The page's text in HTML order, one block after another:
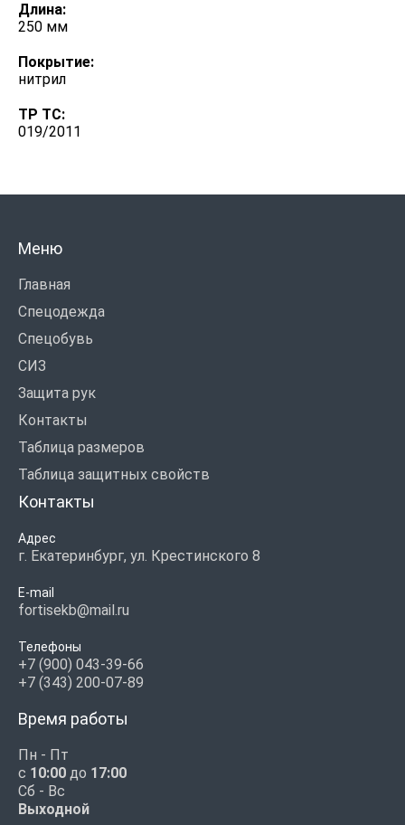
Длина:
250 мм
Покрытие:
нитрил
ТР ТС:
019/2011
Меню
Главная
Спецодежда
Спецобувь
СИЗ
Защита рук
Контакты
Таблица размеров
Таблица защитных свойств
Контакты
Адрес
г. Екатеринбург, ул. Крестинского 8
E-mail
fortisekb@mail.ru
Телефоны
+7 (900) 043-39-66
+7 (343) 200-07-89
Время работы
Пн - Пт
с 10:00 до 17:00
Сб - Вс
Выходной